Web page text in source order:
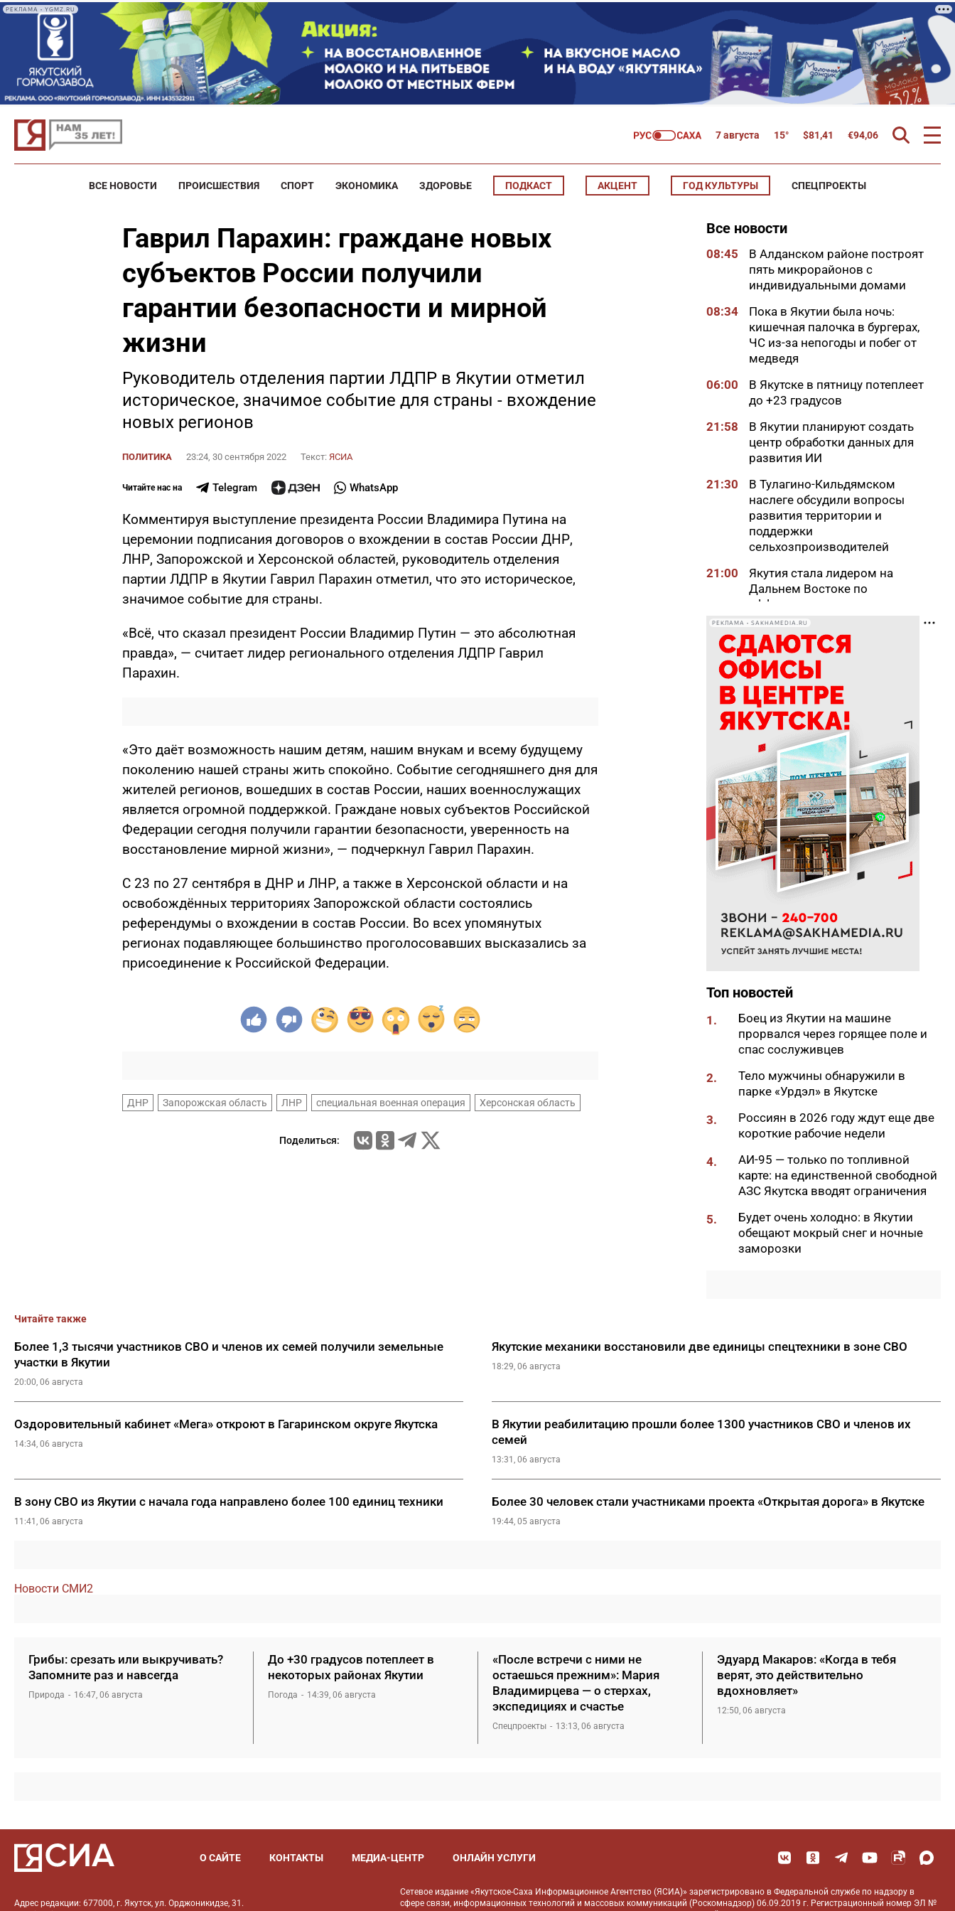
РЕКЛАМА • YGMZ.RU
7 августа 15° $81,41 €94,06
ВСЕ НОВОСТИ ПРОИСШЕСТВИЯ СПОРТ ЭКОНОМИКА ЗДОРОВЬЕ ПОДКАСТ АКЦЕНТ ГОД КУЛЬТУРЫ СПЕЦПРОЕКТЫ
Гаврил Парахин: граждане новых
субъектов России получили
гарантии безопасности и мирной
жизни
Руководитель отделения партии ЛДПР в Якутии отметил
историческое, значимое событие для страны - вхождение
новых регионов
ПОЛИТИКА 23:24, 30 сентября 2022 Текст: ЯСИА
Читайте нас на Telegram WhatsApp
Комментируя выступление президента России Владимира Путина на
церемонии подписания договоров о вхождении в состав России ДНР,
ЛНР, Запорожской и Херсонской областей, руководитель отделения
партии ЛДПР в Якутии Гаврил Парахин отметил, что это историческое,
значимое событие для страны.
«Всё, что сказал президент России Владимир Путин — это абсолютная
правда», — считает лидер регионального отделения ЛДПР Гаврил
Парахин.
«Это даёт возможность нашим детям, нашим внукам и всему будущему
поколению нашей страны жить спокойно. Событие сегодняшнего дня для
жителей регионов, вошедших в состав России, наших военнослужащих
является огромной поддержкой. Граждане новых субъектов Российской
Федерации сегодня получили гарантии безопасности, уверенность на
восстановление мирной жизни», — подчеркнул Гаврил Парахин.
С 23 по 27 сентября в ДНР и ЛНР, а также в Херсонской области и на
освобождённых территориях Запорожской области состоялись
референдумы о вхождении в состав России. Во всех упомянутых
регионах подавляющее большинство проголосовавших высказались за
присоединение к Российской Федерации.
ДНР Запорожская область ЛНР специальная военная операция Херсонская область
Поделиться:
Все новости
08:45
В Алданском районе построят
пять микрорайонов с
индивидуальными домами
08:34
Пока в Якутии была ночь:
кишечная палочка в бургерах,
ЧС из-за непогоды и побег от
медведя
06:00
В Якутске в пятницу потеплеет
до +23 градусов
21:58
В Якутии планируют создать
центр обработки данных для
развития ИИ
21:30
В Тулагино-Кильдямском
наслеге обсудили вопросы
развития территории и
поддержки
сельхозпроизводителей
21:00
Якутия стала лидером на
Дальнем Востоке по
эффективности управления
охраной труда
20:30
В Якутии запустили новый
механизм поддержки бизнеса
при чрезвычайных ситуациях
20:11
АЛРОСА продолжает
реализацию стратегических
проектов развития в Якутии
Более 1,3 тысячи участников
СВО и членов их семей
получили земельные участки
в Якутии
19:50
76% якутян заранее
предупреждают работодателя
об увольнении
Новый аэропорт в Мирном
эксплуатацию в 2027 году
19:00
В Якутии работает пилотный
молодежный Суглан коренных
малочисленных народов
Севера
18:40
В Якутии заготовлено более
65% от годового плана сырого
молока
Якутские механики
восстановили две единицы
спецтехники в зоне СВО
В АЗС Южной Якутии ситуация
стабилизируется
Вышла новая инди-хоррор
игра от якутских
17:50
Минздрав Якутии: раннее
осложнения
17:36
В Таттинском районе в село
РЕКЛАМА • SAKHAMEDIA.RU
Топ новостей
1.
Боец из Якутии на машине
прорвался через горящее поле и
спас сослуживцев
2.
Тело мужчины обнаружили в
парке «Урдэл» в Якутске
3.
Россиян в 2026 году ждут еще две
короткие рабочие недели
4.
АИ-95 — только по топливной
карте: на единственной свободной
АЗС Якутска вводят ограничения
5.
Будет очень холодно: в Якутии
обещают мокрый снег и ночные
заморозки
Читайте также
Более 1,3 тысячи участников СВО и членов их семей получили земельные
участки в Якутии
20:00, 06 августа
Якутские механики восстановили две единицы спецтехники в зоне СВО
18:29, 06 августа
Оздоровительный кабинет «Мега» откроют в Гагаринском округе Якутска
14:34, 06 августа
В Якутии реабилитацию прошли более 1300 участников СВО и членов их
семей
13:31, 06 августа
В зону СВО из Якутии с начала года направлено более 100 единиц техники
11:41, 06 августа
Более 30 человек стали участниками проекта «Открытая дорога» в Якутске
19:44, 05 августа
Новости СМИ2
Грибы: срезать или выкручивать?
Запомните раз и навсегда
Природа 16:47, 06 августа
До +30 градусов потеплеет в
некоторых районах Якутии
Погода 14:39, 06 августа
«После встречи с ними не
остаешься прежним»: Мария
Владимирцева — о стерхах,
экспедициях и счастье
Спецпроекты 13:13, 06 августа
Эдуард Макаров: «Когда в тебя
верят, это действительно
вдохновляет»
12:50, 06 августа
О САЙТЕ КОНТАКТЫ МЕДИА-ЦЕНТР ОНЛАЙН УСЛУГИ
Адрес редакции: 677000, г. Якутск, ул. Орджоникидзе, 31.
Сетевое издание «Якутское-Саха Информационное Агентство (ЯСИА)» зарегистрировано в Федеральной службе по надзору в
сфере связи, информационных технологий и массовых коммуникаций (Роскомнадзор) 06.09.2019 г. Регистрационный номер ЭЛ №